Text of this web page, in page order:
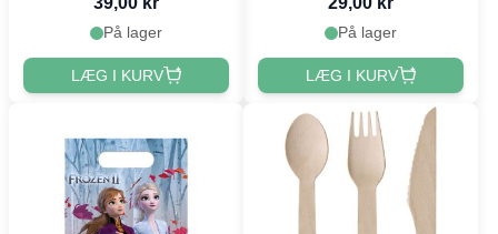
På lager
LÆG I KURV
På lager
LÆG I KURV